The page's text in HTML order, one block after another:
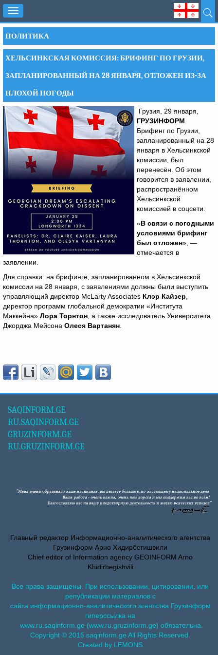
Toggle
navigation
ПОЛИТИКА
ХЕЛЬСИНКСКАЯ КОМИССИЯ: БРИФИНГ ПО ГРУЗИИ,
ЗАПЛАНИРОВАННЫЙ НА 28 ЯНВАРЯ, ОТЛОЖЕН ИЗ-ЗА
ПЛОХОЙ ПОГОДЫ
Грузия, 29 января,
ГРУЗИНФОРМ
Брифинг по Грузии,
запланированный на 28
января в Хельсинкской
комиссии, был
перенесён. Об этом
говорится в заявлении,
распространённом
Хельсинкской
комиссией в соцсети.
«В связи с погодными
условиями брифинг
был отложен», —
отмечается в
заявлении.
Для справки: на брифинге, запланированном в Хельсинкской
комиссии на 28 января, с заявлениями должны были выступить
управляющий директор McLarty Associates Клэр Кайзер
директор программ глобальной демократии «Института
Маккейна» Лора Торнтон , а также исследователь Университета
Джорджа Мейсона Олеся Вартанян
SAQINFORM.GE
RU.SAQINFORM.GE
GRUZINFORM.GE
RU.GRUZINFORM.GE
Главный редактор Информационно-аналитического агентства
Грузинформ Арно Хидирбегишвили
Chief editor of Information agency GEOINFORM Arno
Khidirbegishvili
Все права защищены. При использовании, цитировании, или
републикации материалов с
сайта информационно-аналитического агентства Грузинформ
гиперссылка на
www.ru.saqinform.ge (www.ru.gruzinform.ge) обязательна.
Copyright © 2015 saqinform.ge All Rights Reserved.
Created by LEMONS